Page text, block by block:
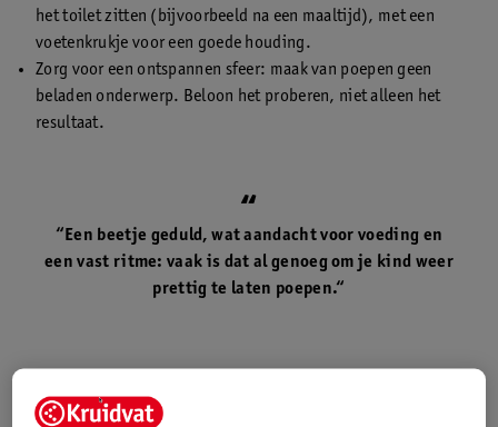
het toilet zitten (bijvoorbeeld na een maaltijd), met een
voetenkrukje voor een goede houding.
Zorg voor een ontspannen sfeer: maak van poepen geen
beladen onderwerp. Beloon het proberen, niet alleen het
resultaat.
“Een beetje geduld, wat aandacht voor voeding en
een vast ritme: vaak is dat al genoeg om je kind weer
prettig te laten poepen.“
Heeft je baby moeite met poepen? Ook bij baby’s komt